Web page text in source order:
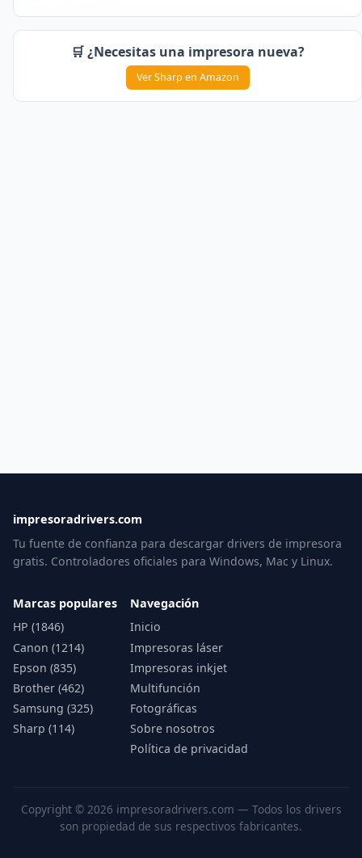
🛒 ¿Necesitas una impresora nueva?
Ver Sharp en Amazon
impresoradrivers.com
Tu fuente de confianza para descargar drivers de impresora
gratis. Controladores oficiales para Windows, Mac y Linux.
Marcas populares
HP (1846)
Canon (1214)
Epson (835)
Brother (462)
Samsung (325)
Sharp (114)
Navegación
Inicio
Impresoras láser
Impresoras inkjet
Multifunción
Fotográficas
Sobre nosotros
Política de privacidad
Copyright © 2026 impresoradrivers.com — Todos los drivers
son propiedad de sus respectivos fabricantes.